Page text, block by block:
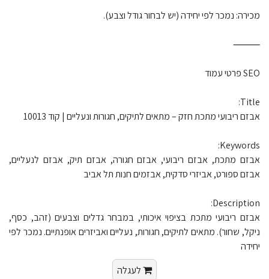
מכירה: נמכר לפי יחידה (יש לבחור גודל וצבע).
⸻
SEO פרטי עמוד
Title:
אבזם ריבועי מתכת חזק – מתאים לתיקים, חגורות ונעליים | קוד 10013
Keywords:
אבזם מתכת, אבזם ריבועי, אבזם חגורה, אבזם תיק, אבזם לנעליים,
אבזם ספורט, אביזרי סדקית, אבזמים חנות תל אביב
Description:
אבזם ריבועי מתכת בציפוי איכותי, במבחר גדלים וצבעים (זהב, כסף,
ניקל, שחור). מתאים לתיקים, חגורות, נעליים ואביזרים אופנתיים. נמכר לפי
יחידה
לעגלה